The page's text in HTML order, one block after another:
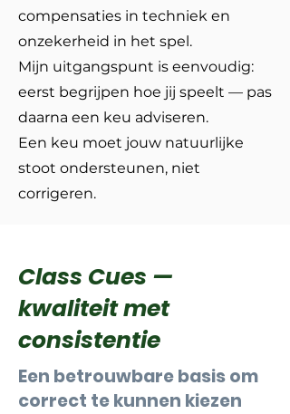
compensaties in techniek en
onzekerheid in het spel.
Mijn uitgangspunt is eenvoudig:
eerst begrijpen hoe jij speelt — pas
daarna een keu adviseren.
Een keu moet jouw natuurlijke
stoot ondersteunen, niet
corrigeren.
Class Cues —
kwaliteit met
consistentie
Een betrouwbare basis om
correct te kunnen kiezen